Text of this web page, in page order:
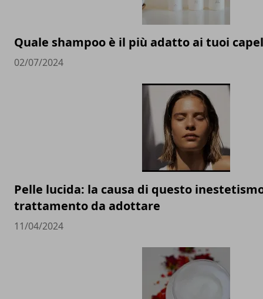
Quale shampoo è il più adatto ai tuoi
02/07/2024
Pelle lucida: la causa di questo
trattamento da adottare
11/04/2024